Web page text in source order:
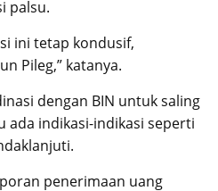
palsu.
ini tetap kondusif,
Pileg,” katanya.
dengan BIN untuk saling
ada indikasi-indikasi seperti
penerimaan uang